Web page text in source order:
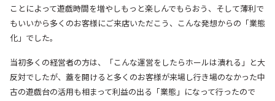
ことによって遊戯時間を増やしもっと楽しんでもらおう、そして薄利で
もいいから多くのお客様にご来店いただこう、こんな発想からの「業態
化」でした。
当初多くの経営者の方は、「こんな運営をしたらホールは潰れる」と大
反対でしたが、蓋を開けると多くのお客様が来場し行き場のなかった中
古の遊戯台の活用も相まって利益の出る「業態」になって行ったので